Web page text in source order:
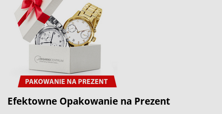
Efektowne Opakowanie na Prezent